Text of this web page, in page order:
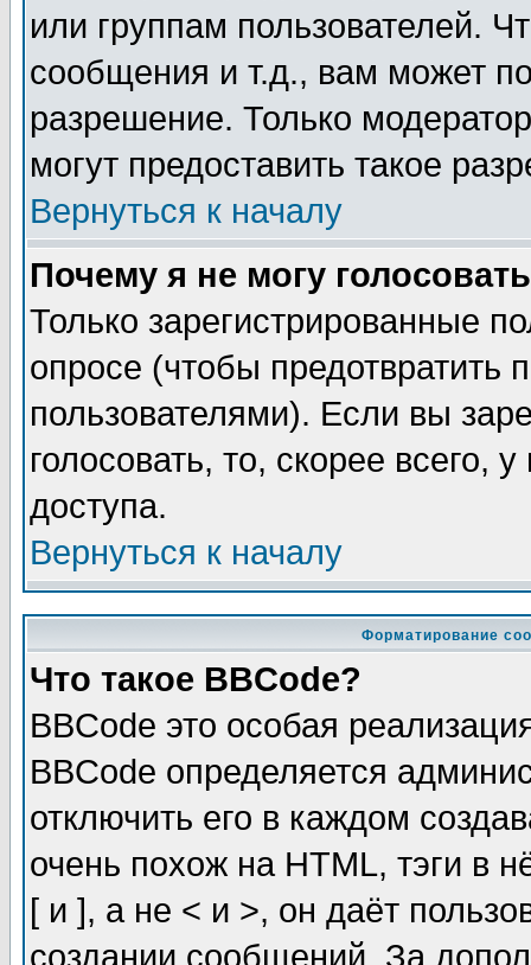
или группам пользователей.
сообщения и т.д., вам может
разрешение. Только
могут предоставить такое
Вернуться к началу
Почему я не могу
Только зарегистрированные
опросе (чтобы предотвратить
пользователями). Если вы
голосовать, то, скорее всего,
доступа.
Вернуться к началу
Форматирование
Что такое BBCode?
BBCode это особая
BBCode определяется
отключить его в каждом
очень похож на HTML, тэги в
[ и ], а не < и >, он даёт
создании сообщений. За